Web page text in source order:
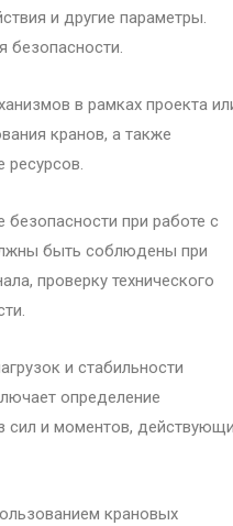
и другие параметры.
безопасности.
в рамках проекта
кранов, а также
ресурсов.
при работе с
быть соблюдены при
проверку технического
и стабильности
определение
сил и моментов,
крановых